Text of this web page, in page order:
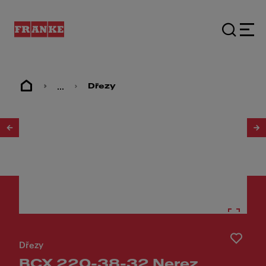
... Dřezy
Dřezy